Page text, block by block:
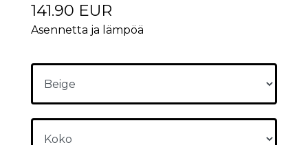
141.90 EUR
Asennetta ja lämpöä